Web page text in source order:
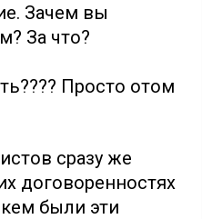
Зачем вы
За что?
Просто отом
сразу же
договоренностях
были эти